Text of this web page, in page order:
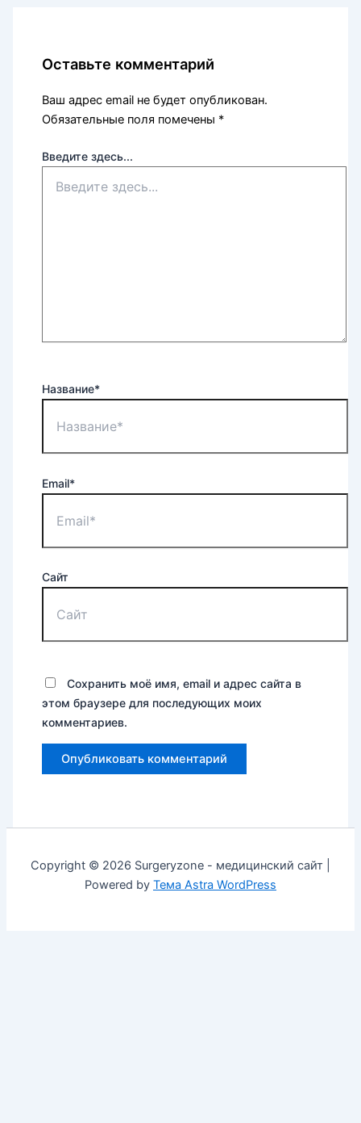
Оставьте комментарий
Ваш адрес email не будет опубликован.
Обязательные поля помечены *
Введите здесь...
Название*
Email*
Сайт
Сохранить моё имя, email и адрес сайта в
этом браузере для последующих моих
комментариев.
Copyright © 2026 Surgeryzone - медицинский сайт |
Powered by Тема Astra WordPress